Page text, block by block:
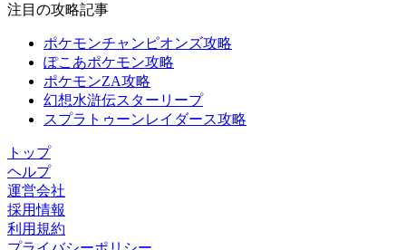
注目の攻略記事
ポケモンチャンピオンズ攻略
ぽこあポケモン攻略
ポケモンZA攻略
幻想水滸伝スターリープ
スプラトゥーンレイダース攻略
トップ
ヘルプ
運営会社
採用情報
利用規約